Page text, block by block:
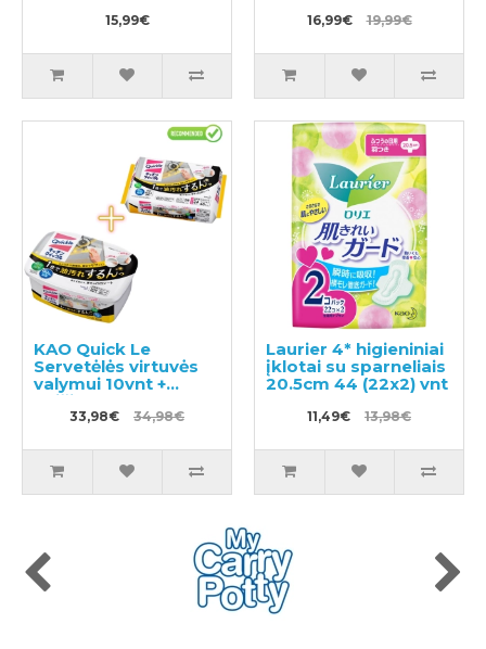
15,99€ 16,99€ 19,99€
KAO Quick Le
Servetėlės virtuvės
valymui 10vnt +
keičiamas blokas
24vnt33,98€ 34,98€
Laurier 4* higieniniai
įklotai su sparneliais
20.5cm 44 (22x2) vnt
11,49€ 13,98€